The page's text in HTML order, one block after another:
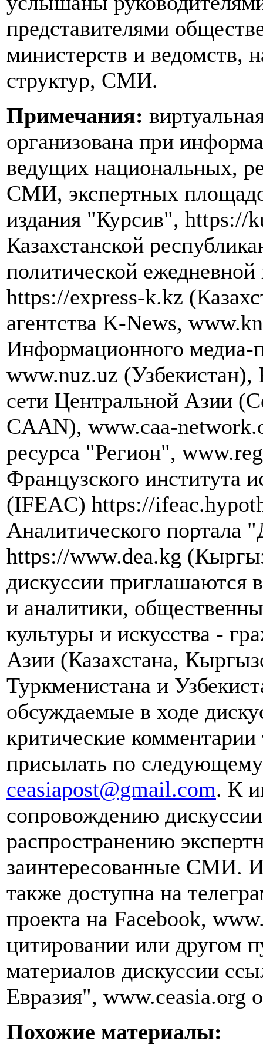
представителями
министерств и ведомств,
структур, СМИ.
Примечания:
организована при
ведущих национальных,
СМИ, экспертных
издания "Курсив", https://
Казахстанской
политической
https://express-k.kz
агентства K-News,
Информационного медиа-
www.nuz.uz (Узбекистан),
сети Центральной Азии
CAAN), www.caa-
ресурса "Регион",
Французского института
(IFEAC) https://
Аналитического портала
https://www.dea.kg
дискуссии приглашаются
и аналитики,
культуры и искусства -
Азии (Казахстана,
Туркменистана и
обсуждаемые в ходе
критические
присылать по
ceasiapost@gmail.com. К
сопровождению
распространению
заинтересованные СМИ.
также доступна на
проекта на Facebook,
цитировании или другом
материалов дискуссии
Евразия", www.ceasia.org
Похожие материалы: